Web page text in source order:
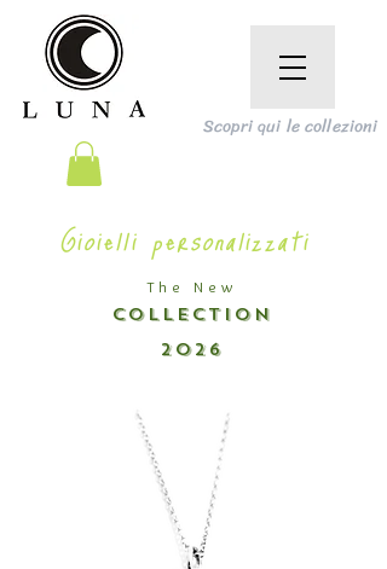
The New
COLLECTION
2026
Scopri qui le collezioni
Gioielli personalizzati